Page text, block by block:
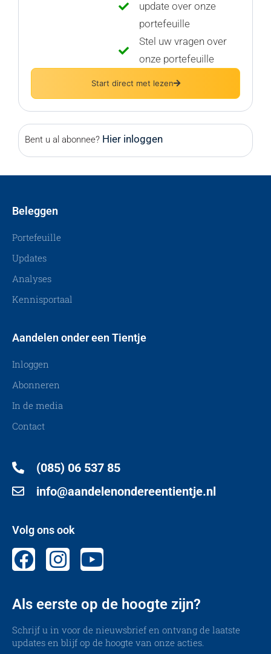
update over onze
portefeuille
Stel uw vragen over
onze portefeuille
Start direct met lezen
Bent u al abonnee? Hier inloggen
Beleggen
Portefeuille
Updates
Analyses
Kennisportaal
Aandelen onder een Tientje
Inloggen
Abonneren
In de media
Contact
(085) 06 537 85
info@aandelenondereentientje.nl
Volg ons ook
Als eerste op de hoogte zijn?
Schrijf u in voor de nieuwsbrief en ontvang de laatste
updates en blijf op de hoogte van onze acties.